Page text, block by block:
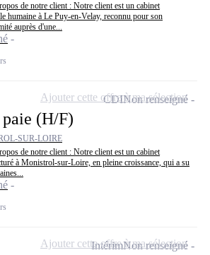
de notre client : Notre client est un cabinet
humaine à Le Puy-en-Velay, reconnu pour son
auprès d'une...
(H/F)
SUR-LOIRE
de notre client : Notre client est un cabinet
à Monistrol-sur-Loire, en pleine croissance, qui a su
CDINon renseigné
Ajouter cette offre à ma sélection
IntérimNon renseigné
Ajouter cette offre à ma sélection